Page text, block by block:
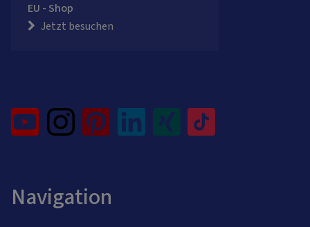
EU - Shop
Jetzt besuchen
Navigation